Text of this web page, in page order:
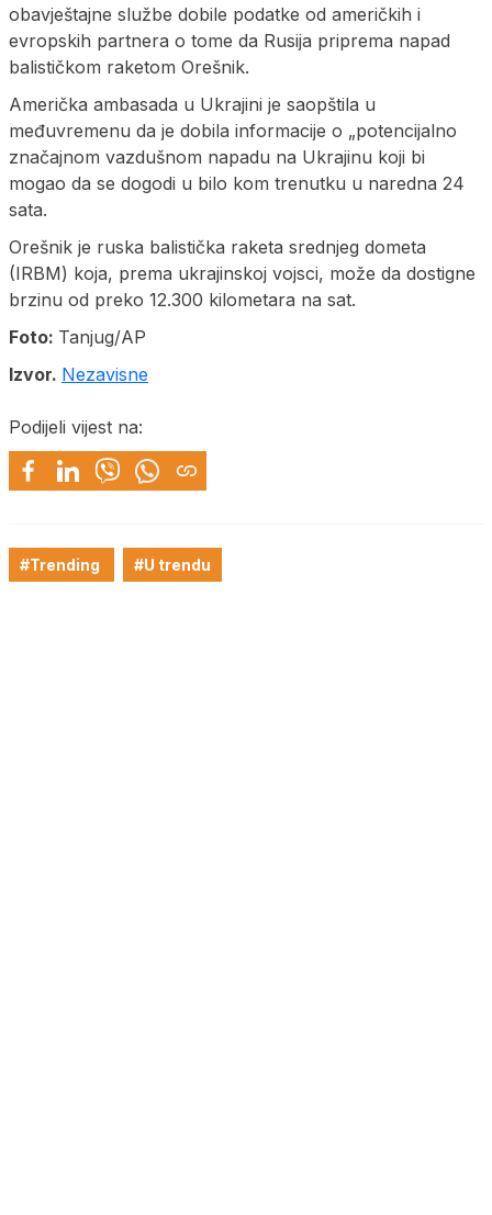
obavještajne službe dobile podatke od američkih i
evropskih partnera o tome da Rusija priprema napad
balističkom raketom Orešnik.
Američka ambasada u Ukrajini je saopštila u
međuvremenu da je dobila informacije o „potencijalno
značajnom vazdušnom napadu na Ukrajinu koji bi
mogao da se dogodi u bilo kom trenutku u naredna 24
sata.
Orešnik je ruska balistička raketa srednjeg dometa
(IRBM) koja, prema ukrajinskoj vojsci, može da dostigne
brzinu od preko 12.300 kilometara na sat.
Foto: Tanjug/AP
Izvor. Nezavisne
Podijeli vijest na:
#Trending #U trendu